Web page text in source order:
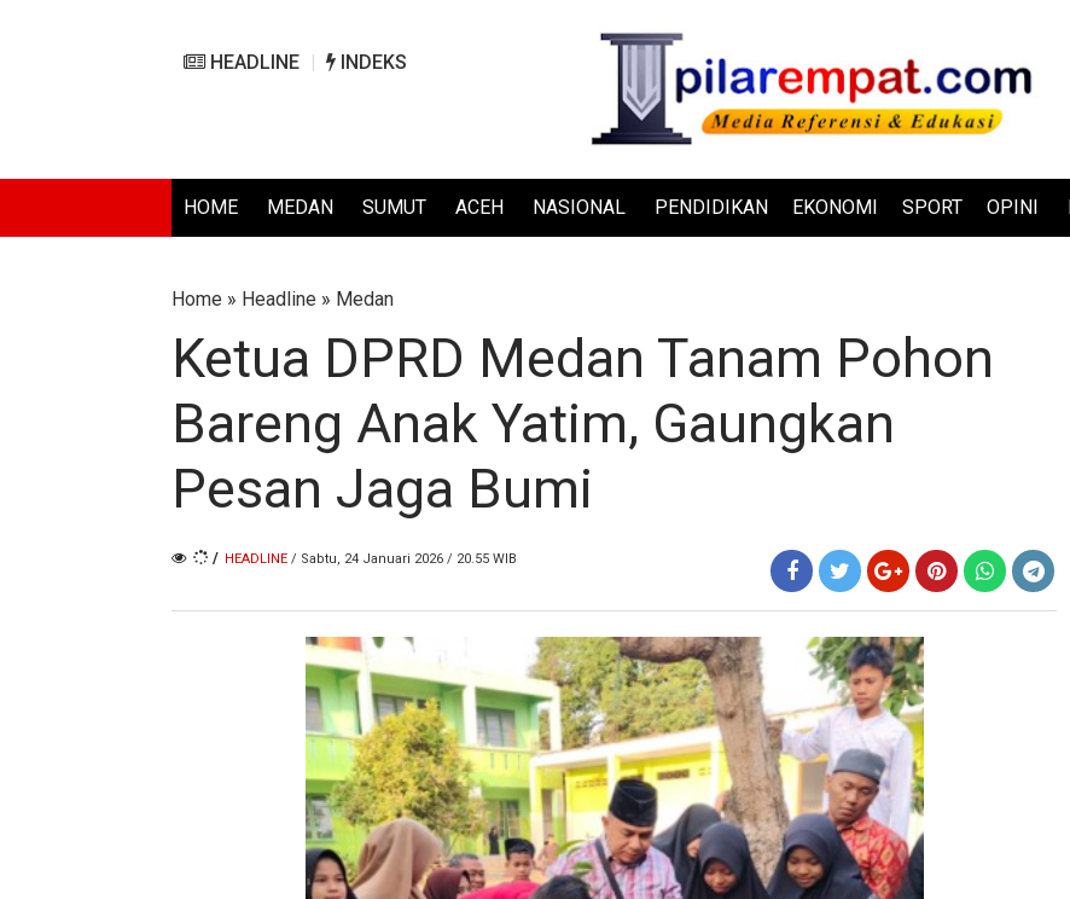
HEADLINE INDEKS
HOME MEDAN SUMUT ACEH NASIONAL PENDIDIKAN EKONOMI SPORT OPINI
Home » Headline » Medan
Ketua DPRD Medan Tanam Pohon
Bareng Anak Yatim, Gaungkan
Pesan Jaga Bumi
/ HEADLINE / Sabtu, 24 Januari 2026 / 20.55 WIB